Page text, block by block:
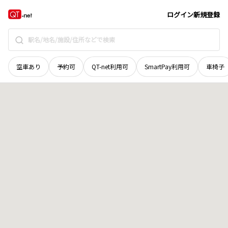
ログイン新規登録
空車あり 予約可 QT-net利用可 SmartPay利用可 車椅子
山口県